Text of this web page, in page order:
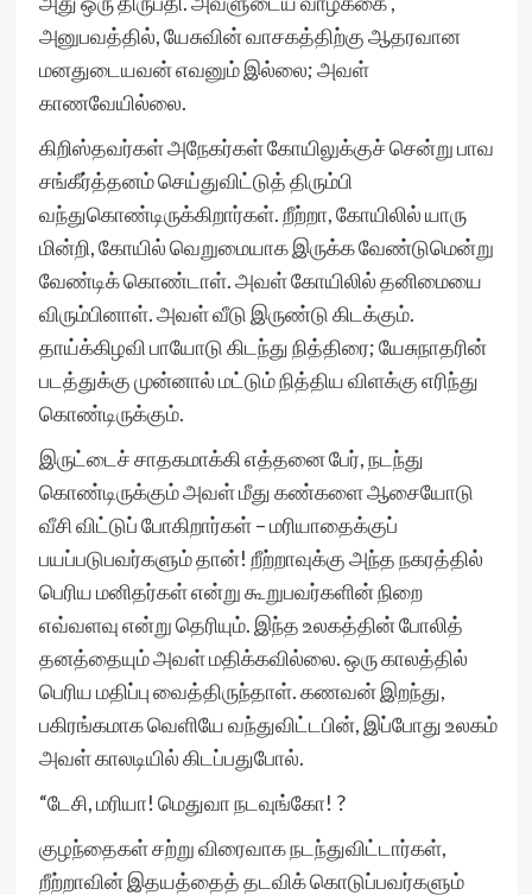
அனுபவத்தில், யேசுவின் வாசகத்திற்கு ஆதரவான
மனதுடையவன் எவனும் இல்லை; அவள்
காணவேயில்லை.
கிறிஸ்தவர்கள் அநேகர்கள் கோயிலுக்குச் சென்று பாவ
சங்கீர்த்தனம் செய்துவிட்டுத் திரும்பி
வந்துகொண்டிருக்கிறார்கள். றீற்றா, கோயிலில் யாரு
மின்றி, கோயில் வெறுமையாக இருக்க வேண்டுமென்று
வேண்டிக் கொண்டாள். அவள் கோயிலில் தனிமையை
விரும்பினாள். அவள் வீடு இருண்டு கிடக்கும்.
தாய்க்கிழவி பாயோடு கிடந்து நித்திரை; யேசுநாதரின்
படத்துக்கு முன்னால் மட்டும் நித்திய விளக்கு எரிந்து
கொண்டிருக்கும்.
இருட்டைச் சாதகமாக்கி எத்தனை பேர், நடந்து
கொண்டிருக்கும் அவள் மீது கண்களை ஆசையோடு
வீசி விட்டுப் போகிறார்கள் – மரியாதைக்குப்
பயப்படுபவர்களும் தான்! றீற்றாவுக்கு அந்த நகரத்தில்
பெரிய மனிதர்கள் என்று கூறுபவர்களின் நிறை
எவ்வளவு என்று தெரியும். இந்த உலகத்தின் போலித்
தனத்தையும் அவள் மதிக்கவில்லை. ஒரு காலத்தில்
பெரிய மதிப்பு வைத்திருந்தாள். கணவன் இறந்து,
பகிரங்கமாக வெளியே வந்துவிட்டபின், இப்போது உலகம்
அவள் காலடியில் கிடப்பதுபோல்.
“டேசி, மரியா! மெதுவா நடவுங்கோ! ?
குழந்தைகள் சற்று விரைவாக நடந்துவிட்டார்கள்,
றீற்றாவின் இதயத்தைத் தடவிக் கொடுப்பவர்களும்